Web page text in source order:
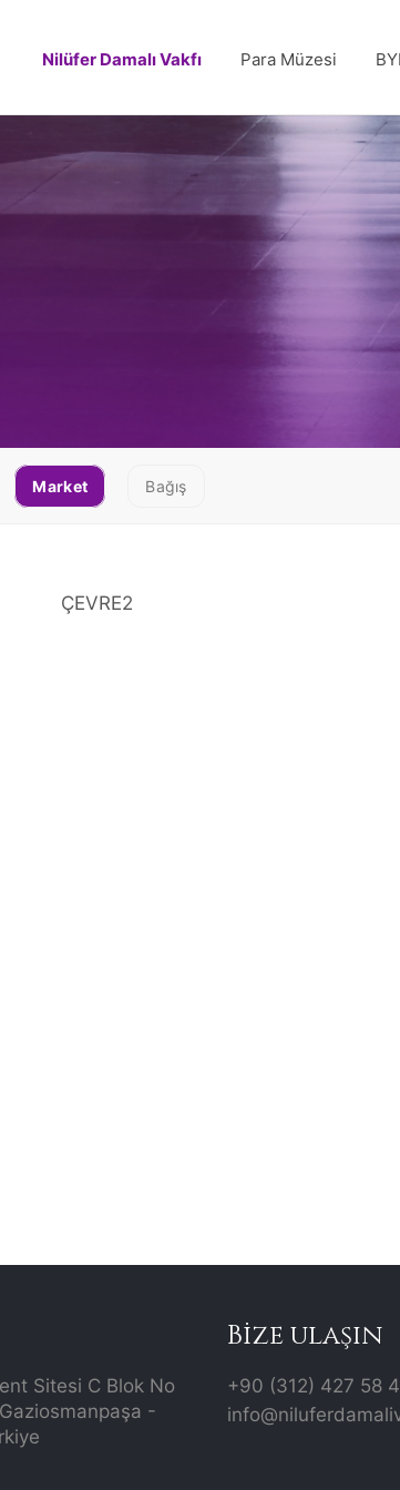
Nilüfer Damalı Vakfı Para Müzesi
Market Bağış
ÇEVRE2
Sitesi C Blok No
-
Bize ulaşın
+90 (312) 427 58